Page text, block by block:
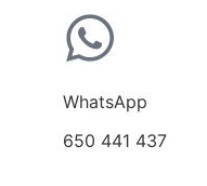
WhatsApp
650 441 437